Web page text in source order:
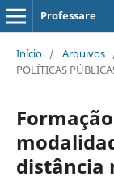
Professare
Início / Arquivos
POLÍTICAS
distância